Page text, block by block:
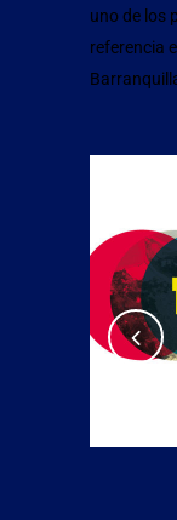
uno de los
referencia